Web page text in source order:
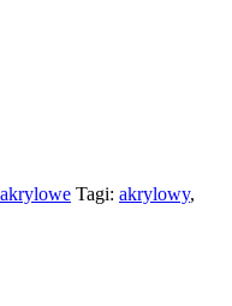
Tagi: akrylowy,